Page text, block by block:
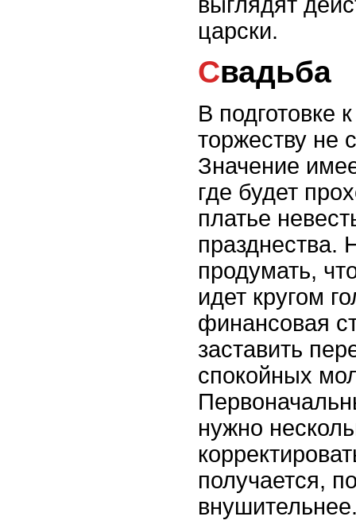
царски.
Свадьба
В подготовке
торжеству не
Значение
где будет
платье
празднества.
продумать,
идет кругом
финансовая
заставить
спокойных
нужно
получается,